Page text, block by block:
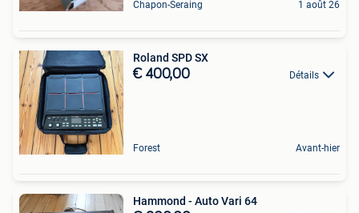
Chapon-Seraing 1 août 26
Roland SPD SX
€ 400,00 Détails
Forest Avant-hier
Hammond - Auto Vari 64